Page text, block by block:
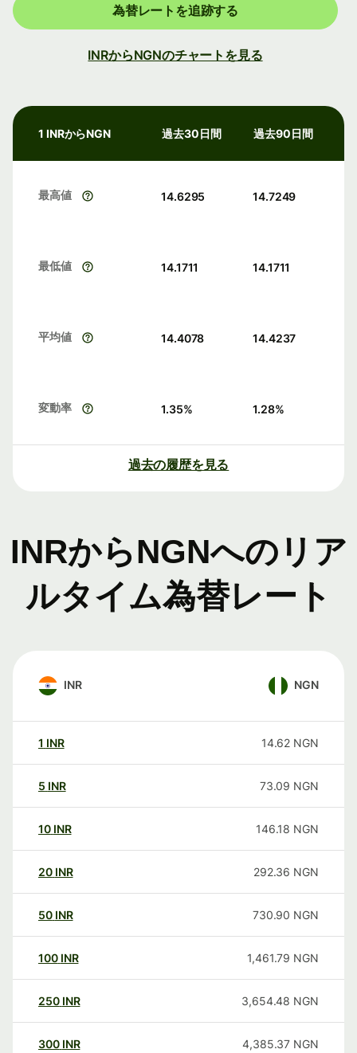
為替レートを追跡する
INRからNGNのチャートを見る
1 INRからNGN 過去30日間 過去90日間
最高値 14.6295 14.7249
最低値 14.1711 14.1711
平均値 14.4078 14.4237
変動率 1.35% 1.28%
過去の履歴を見る
INRからNGNへのリア
ルタイム為替レート
INR NGN
1 INR 14.62 NGN
5 INR 73.09 NGN
10 INR 146.18 NGN
20 INR 292.36 NGN
50 INR 730.90 NGN
100 INR 1,461.79 NGN
250 INR 3,654.48 NGN
300 INR 4,385.37 NGN